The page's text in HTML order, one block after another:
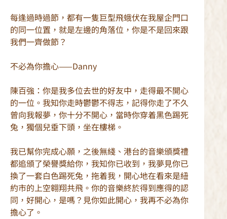
每逢過時過節，都有一隻巨型飛蛾伏在我屋企門口
的同一位置，就是左邊的角落位，你是不是回來跟
我們一齊做節？
不必為你擔心——Danny
陳百強：你是我多位去世的好友中，走得最不開心
的一位。我知你走時鬱鬱不得志，記得你走了不久
曾向我報夢，你十分不開心，當時你穿着黑色踢死
兔，獨個兒垂下頭，坐在樓梯。
我已幫你完成心願，之後無綫、港台的音樂頒獎禮
都追頒了榮譽獎給你，我知你已收到，我夢見你已
換了一套白色踢死兔，拖着我，開心地在看來是紐
約市的上空翱翔共飛。你的音樂終於得到應得的認
同，好開心，是嗎？見你如此開心，我再不必為你
擔心了。